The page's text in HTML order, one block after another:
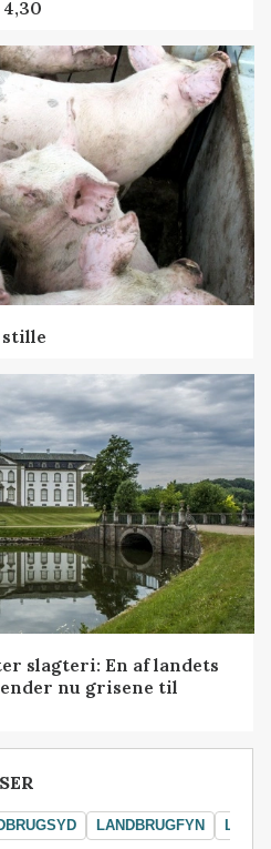
slagteri: En af landets
nu grisene til
LANDBRUGFYN